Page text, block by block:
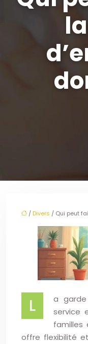
/ Divers / Qui peut
L
a
service
familles
offre flexibilité